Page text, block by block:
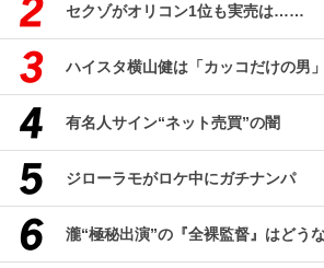
セクゾがオリコン1位も実売は……
ハイスタ横山健は「カッコだけの男」
有名人サイン“ネット売買”の闇
ジローラモがロケ中にガチナンパ
瀧“極秘出演”の『全裸監督』はどう